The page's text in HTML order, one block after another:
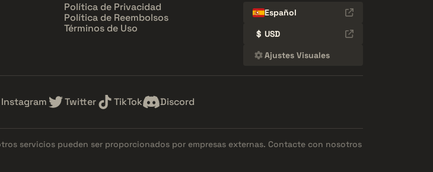
Política de Privacidad
Política de Reembolsos
Términos de Uso
Español
$ USD
Ajustes Visuales
Instagram Twitter TikTok Discord
servicios pueden ser proporcionados por empresas externas. Contacte con nosotros